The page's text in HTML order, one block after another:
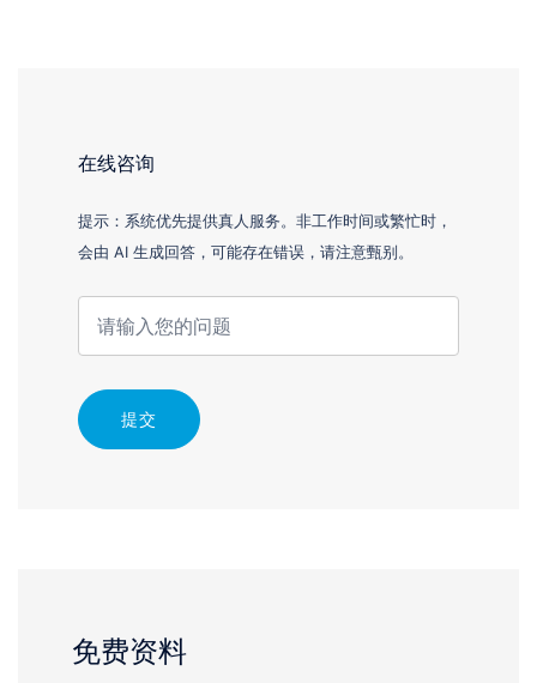
在线咨询
提示：系统优先提供真人服务。非工作时间或繁忙时，
会由 AI 生成回答，可能存在错误，请注意甄别。
提交
免费资料